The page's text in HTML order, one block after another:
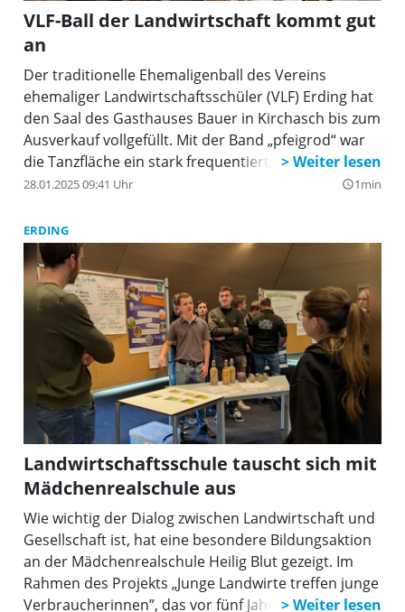
VLF-Ball der Landwirtschaft kommt gut
an
Der traditionelle Ehemaligenball des Vereins
ehemaliger Landwirtschaftsschüler (VLF) Erding hat
den Saal des Gasthauses Bauer in Kirchasch bis zum
Ausverkauf vollgefüllt. Mit der Band „pfeigrod“ war
die Tanzfläche ein stark frequentierter Platz. Auf die
angebotenen Speisen aus der Karte des Gasthauses
selbstgebackenen Kuchen und Schmalzgebäck der
Bäuerinnen und Landfrauen.
28.01.2025 09:41 Uhr query_builder1min
ERDING
Landwirtschaftsschule tauscht sich mit
Mädchenrealschule aus
Wie wichtig der Dialog zwischen Landwirtschaft und
Gesellschaft ist, hat eine besondere Bildungsaktion
an der Mädchenrealschule Heilig Blut gezeigt. Im
Rahmen des Projekts „Junge Landwirte treffen junge
Verbraucherinnen”, das vor fünf Jahren von der